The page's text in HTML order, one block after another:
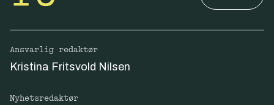
Ansvarlig redaktør
Kristina Fritsvold Nilsen
Nyhetsredaktør